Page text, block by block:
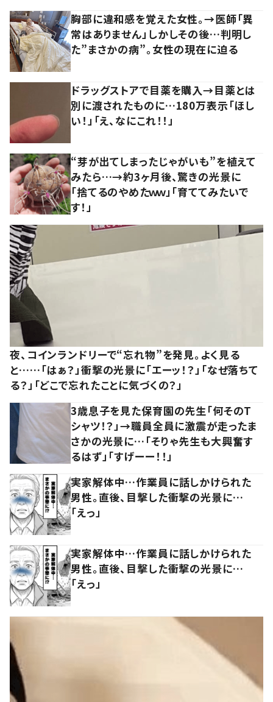
胸部に違和感を覚えた女性。→医師「異
常はありません」しかしその後…判明し
た”まさかの病”。女性の現在に迫る
ドラッグストアで目薬を購入→目薬とは
別に渡されたものに…180万表示「ほし
い！」「え、なにこれ！！」
“芽が出てしまったじゃがいも”を植えて
みたら…→約3ヶ月後、驚きの光景に
「捨てるのやめたｗｗ」「育ててみたいで
す！」
夜、コインランドリーで“忘れ物”を発見。よく見る
と……「はぁ？」衝撃の光景に「エーッ！？」「なぜ落ちて
る？」「どこで忘れたことに気づくの？」
3歳息子を見た保育園の先生「何そのT
シャツ！？」→職員全員に激震が走ったま
さかの光景に…「そりゃ先生も大興奮す
るはず」「すげーー！！」
実家解体中…作業員に話しかけられた
男性。直後、目撃した衝撃の光景に…
「えっ」
実家解体中…作業員に話しかけられた
男性。直後、目撃した衝撃の光景に…
「えっ」